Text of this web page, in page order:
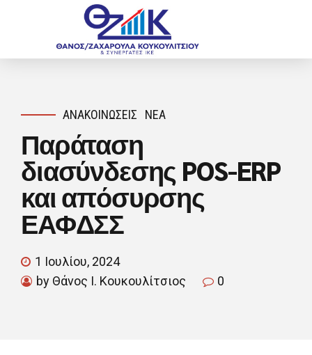
ΑΝΑΚΟΙΝΏΣΕΙΣ ΝΈΑ
Παράταση
διασύνδεσης POS-ERP
και απόσυρσης
ΕΑΦΔΣΣ
1 Ιουλίου, 2024
by Θάνος Ι. Κουκουλίτσιος
0